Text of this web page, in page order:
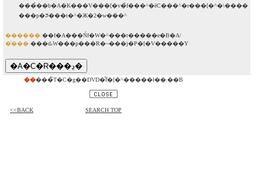
���̉��b�A�K���V���[�v�̉f���^�ēC���^�r���[�^�\����
���p�ꎚ���t�^�Ж�2�w���^
������:��f�A���Ńf�W�^���t�����e�B�A/
�̔���:���ԃW���p���R�~���j�P�[�V�����Y
�� ���̃T�C�g��DVD�̂݃f�[�^�����ł��܂��B
<<BACK SEARCH TOP